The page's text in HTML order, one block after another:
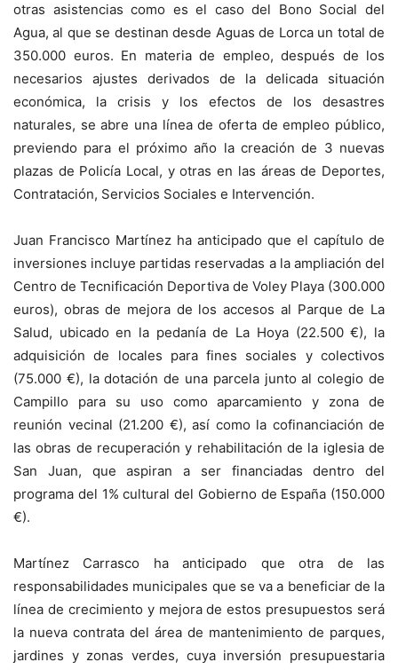
otras asistencias como es el caso del Bono Social del
Agua, al que se destinan desde Aguas de Lorca un total de
350.000 euros. En materia de empleo, después de los
necesarios ajustes derivados de la delicada situación
económica, la crisis y los efectos de los desastres
naturales, se abre una línea de oferta de empleo público,
previendo para el próximo año la creación de 3 nuevas
plazas de Policía Local, y otras en las áreas de Deportes,
Contratación, Servicios Sociales e Intervención.
Juan Francisco Martínez ha anticipado que el capítulo de
inversiones incluye partidas reservadas a la ampliación del
Centro de Tecnificación Deportiva de Voley Playa (300.000
euros), obras de mejora de los accesos al Parque de La
Salud, ubicado en la pedanía de La Hoya (22.500 €), la
adquisición de locales para fines sociales y colectivos
(75.000 €), la dotación de una parcela junto al colegio de
Campillo para su uso como aparcamiento y zona de
reunión vecinal (21.200 €), así como la cofinanciación de
las obras de recuperación y rehabilitación de la iglesia de
San Juan, que aspiran a ser financiadas dentro del
programa del 1% cultural del Gobierno de España (150.000
€).
Martínez Carrasco ha anticipado que otra de las
responsabilidades municipales que se va a beneficiar de la
línea de crecimiento y mejora de estos presupuestos será
la nueva contrata del área de mantenimiento de parques,
jardines y zonas verdes, cuya inversión presupuestaria